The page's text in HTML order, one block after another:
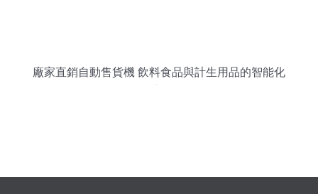
廠家直銷自動售貨機 飲料食品與計生用品的智能化